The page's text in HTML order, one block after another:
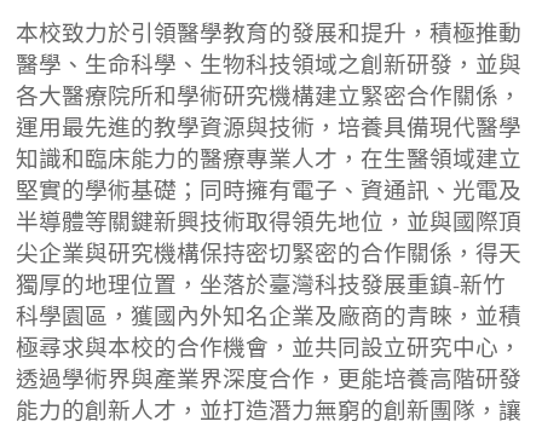
本校致力於引領醫學教育的發展和提升，積極推動
醫學、生命科學、生物科技領域之創新研發，並與
各大醫療院所和學術研究機構建立緊密合作關係，
運用最先進的教學資源與技術，培養具備現代醫學
知識和臨床能力的醫療專業人才，在生醫領域建立
堅實的學術基礎；同時擁有電子、資通訊、光電及
半導體等關鍵新興技術取得領先地位，並與國際頂
尖企業與研究機構保持密切緊密的合作關係，得天
獨厚的地理位置，坐落於臺灣科技發展重鎮-新竹
科學園區，獲國內外知名企業及廠商的青睞，並積
極尋求與本校的合作機會，並共同設立研究中心，
透過學術界與產業界深度合作，更能培養高階研發
能力的創新人才，並打造潛力無窮的創新團隊，讓